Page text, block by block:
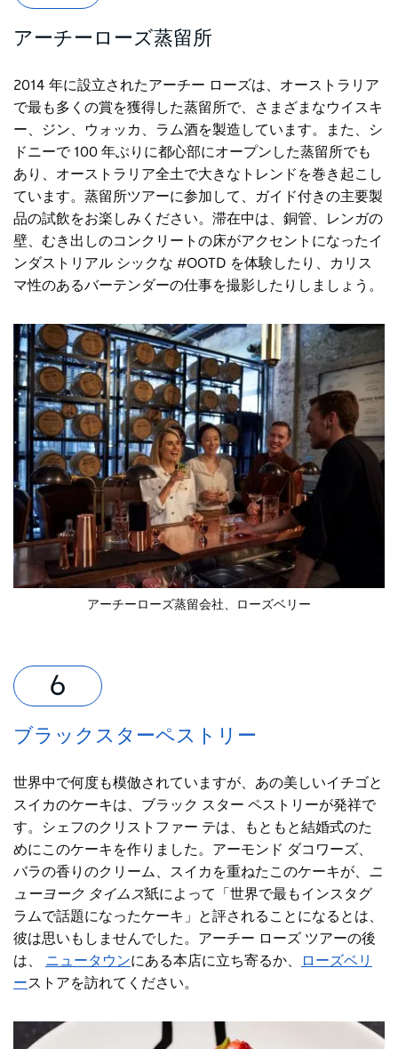
アーチーローズ蒸留所
2014 年に設立されたアーチー ローズは、オーストラリア
で最も多くの賞を獲得した蒸留所で、さまざまなウイスキ
ー、ジン、ウォッカ、ラム酒を製造しています。また、シ
ドニーで 100 年ぶりに都心部にオープンした蒸留所でも
あり、オーストラリア全土で大きなトレンドを巻き起こし
ています。蒸留所ツアーに参加して、ガイド付きの主要製
品の試飲をお楽しみください。滞在中は、銅管、レンガの
壁、むき出しのコンクリートの床がアクセントになったイ
ンダストリアル シックな #OOTD を体験したり、カリス
マ性のあるバーテンダーの仕事を撮影したりしましょう。
アーチーローズ蒸留会社 、ローズベリー
ブラックスターペストリー
世界中で何度も模倣されていますが、あの美しいイチゴと
スイカのケーキは、ブラック スター ペストリーが発祥で
す。シェフのクリストファー テは、もともと結婚式のた
めにこのケーキを作りました。アーモンド ダコワーズ、
バラの香りのクリーム、スイカを重ねたこのケーキが、 ニ
ューヨーク タイムズ紙によって「世界で最もインスタグ
ラムで話題になったケーキ」と評されることになるとは、
彼は思いもしませんでした。アーチー ローズ ツアーの後
は、 ニュータウンにある本店に立ち寄るか、
ローズベリ
ーストアを訪れてください。